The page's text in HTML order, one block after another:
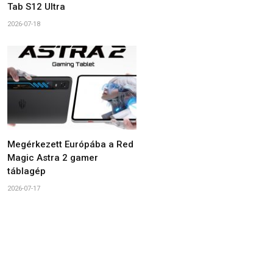
Tab S12 Ultra
2026-07-18
Megérkezett Európába a Red
Magic Astra 2 gamer
táblagép
2026-07-17